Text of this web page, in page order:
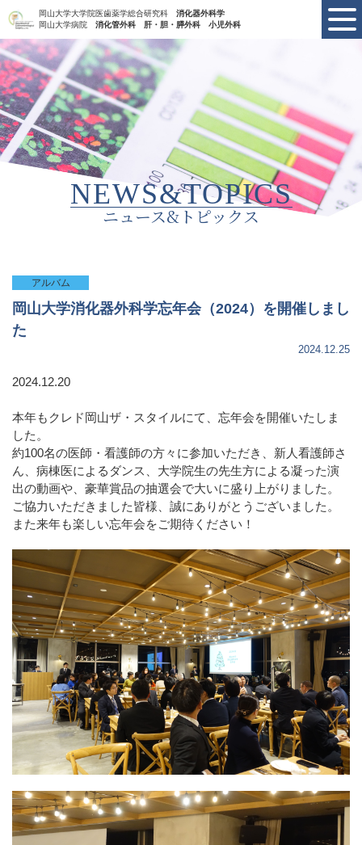
岡山大学大学院医歯薬学総合研究科 消化器外科学
岡山大学病院 消化管外科 肝・胆・膵外科 小児外科
NEWS&TOPICS
ニュース&トピックス
アルバム
岡山大学消化器外科学忘年会（2024）を開催しまし
た
2024.12.25
2024.12.20
本年もクレド岡山ザ・スタイルにて、忘年会を開催いたしま
した。
約100名の医師・看護師の方々に参加いただき、新人看護師さ
ん、病棟医によるダンス、大学院生の先生方による凝った演
出の動画や、豪華賞品の抽選会で大いに盛り上がりました。
ご協力いただきました皆様、誠にありがとうございました。
また来年も楽しい忘年会をご期待ください！